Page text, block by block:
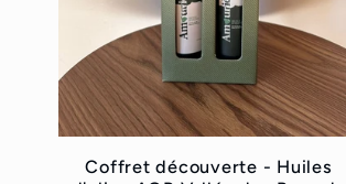
Coffret découverte - Huiles